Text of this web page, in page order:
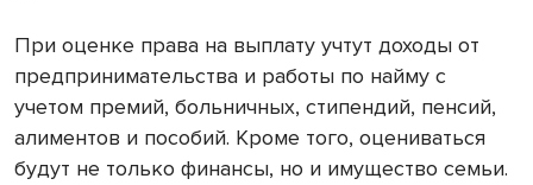
При оценке права на выплату учтут доходы от
предпринимательства и работы по найму с
учетом премий, больничных, стипендий, пенсий,
алиментов и пособий. Кроме того, оцениваться
будут не только финансы, но и имущество семьи.